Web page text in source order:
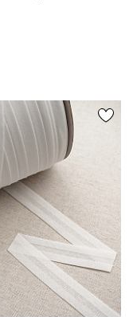
отделки
персональных
персональных
и